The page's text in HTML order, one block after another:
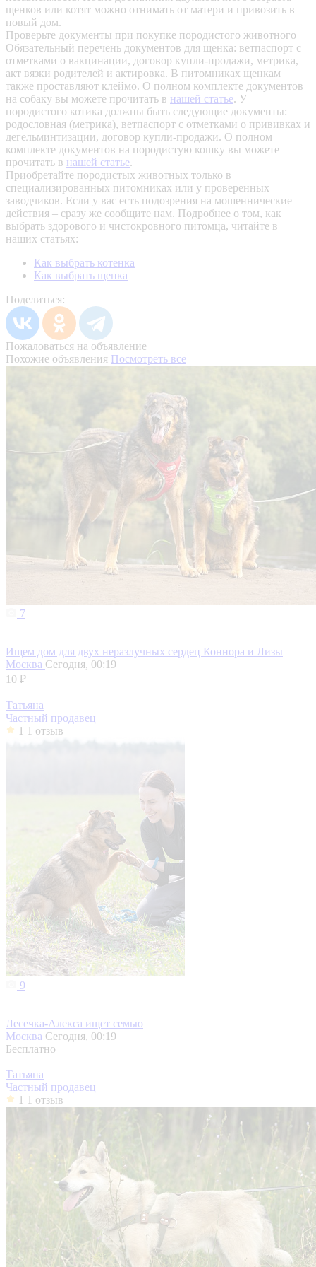
щенков или котят можно отнимать от матери и привозить в
новый дом.
Проверьте документы при покупке породистого животного
Обязательный перечень документов для щенка: ветпаспорт с
отметками о вакцинации, договор купли-продажи, метрика,
акт вязки родителей и актировка. В питомниках щенкам
также проставляют клеймо. О полном комплекте документов
на собаку вы можете прочитать в нашей статье. У
породистого котика должны быть следующие документы:
родословная (метрика), ветпаспорт с отметками о прививках и
дегельминтизации, договор купли-продажи. О полном
комплекте документов на породистую кошку вы можете
прочитать в нашей статье.
Приобретайте породистых животных только в
специализированных питомниках или у проверенных
заводчиков. Если у вас есть подозрения на мошеннические
действия – сразу же сообщите нам. Подробнее о том, как
выбрать здорового и чистокровного питомца, читайте в
наших статьях:
Как выбрать котенка
Как выбрать щенка
Поделиться:
Пожаловаться на объявление
Похожие объявления Посмотреть все
7
Ищем дом для двух неразлучных сердец Коннора и Лизы
Москва Сегодня, 00:19
10 ₽
Татьяна
Частный продавец
1 1 отзыв
9
Лесечка-Алекса ищет семью
Москва Сегодня, 00:19
Бесплатно
Татьяна
Частный продавец
1 1 отзыв